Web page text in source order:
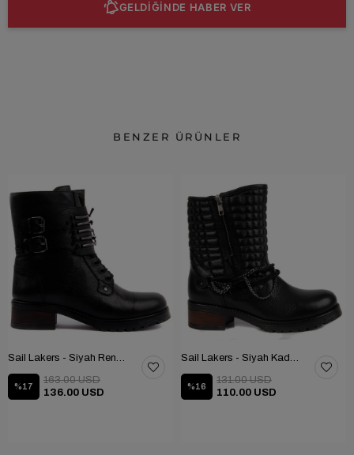
GELDİĞİNDE HABER VER
BENZER ÜRÜNLER
Sail Lakers - Siyah Renk Çubuk Detaylı Bayan Deri Bot 105-516-1520
%17
136.00 USD
163.00 USD
Sail Lakers - Siyah Kadın Deri Bot 105-936-1520
%16
110.00 USD
131.00 USD